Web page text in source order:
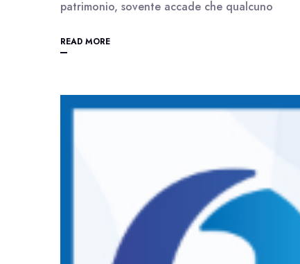
patrimonio, sovente accade che qualcuno
READ MORE